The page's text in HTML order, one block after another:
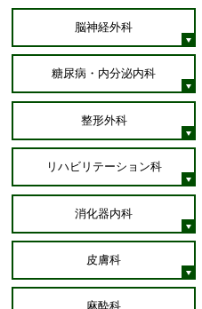
脳神経外科
糖尿病・内分泌内科
整形外科
リハビリテーション科
消化器内科
皮膚科
麻酔科